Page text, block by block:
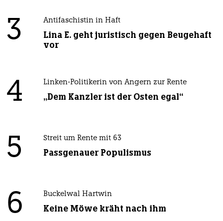
3 Antifaschistin in Haft
Lina E. geht juristisch gegen Beugehaft
vor
4 Linken-Politikerin von Angern zur Rente
„Dem Kanzler ist der Osten egal“
5 Streit um Rente mit 63
Passgenauer Populismus
6 Buckelwal Hartwin
Keine Möwe kräht nach ihm